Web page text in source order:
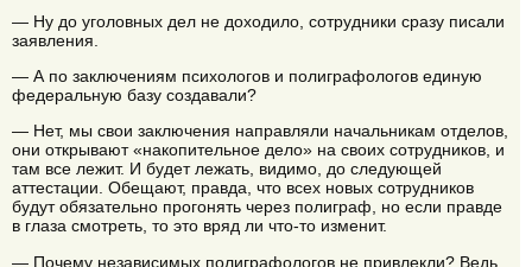
— Ну до уголовных дел не доходило, сотрудники сразу писали
заявления.
— А по заключениям психологов и полиграфологов единую
федеральную базу создавали?
— Нет, мы свои заключения направляли начальникам отделов,
они открывают «накопительное дело» на своих сотрудников, и
там все лежит. И будет лежать, видимо, до следующей
аттестации. Обещают, правда, что всех новых сотрудников
будут обязательно прогонять через полиграф, но если правде
в глаза смотреть, то это вряд ли что-то изменит.
— Почему независимых полиграфологов не привлекли? Ведь